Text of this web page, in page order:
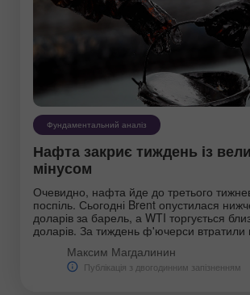
Фундаментальний аналіз
Нафта закриє тиждень із
мінусом
Очевидно, нафта йде до третього
поспіль. Сьогодні Brent опустилася
доларів за барель, а WTI торгується
доларів. За тиждень ф'ючерси втратили
Максим Магдалинин
Публікація з двогодинним запізненням